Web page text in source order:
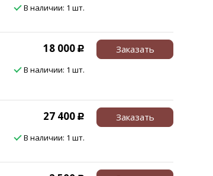
В наличии: 1 шт.
18 000 Р
В наличии: 1 шт.
Заказать
27 400 Р
В наличии: 1 шт.
Заказать